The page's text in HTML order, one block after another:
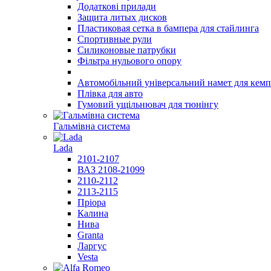
Додаткові прилади
Защита литых дисков
Пластиковая сетка в бампера для стайлинга
Спортивные рули
Силиконовые патрубки
Фільтра нульового опору
Автомобільний універсальний намет для
Плівка для авто
Гумовий ущільнювач для тюнінгу
Гальмівна система
Lada
2101-2107
ВАЗ 2108-21099
2110-2112
2113-2115
Пріора
Калина
Нива
Granta
Ларгус
Vesta